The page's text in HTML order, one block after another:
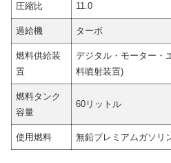
圧縮比 11.0
過給機 ターボ
燃料供給装
置
デジタル・モーター・
料噴射装置)
燃料タンク
容量
60リットル
使用燃料 無鉛プレミアムガソリ